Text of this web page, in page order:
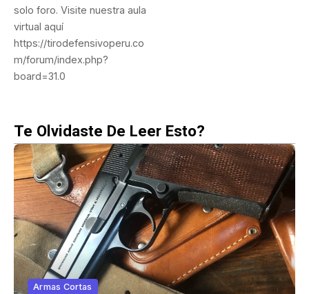
solo foro. Visite nuestra aula
virtual aquí
https://tirodefensivoperu.co
m/forum/index.php?
board=31.0
Te Olvidaste De Leer Esto?
Armas Cortas